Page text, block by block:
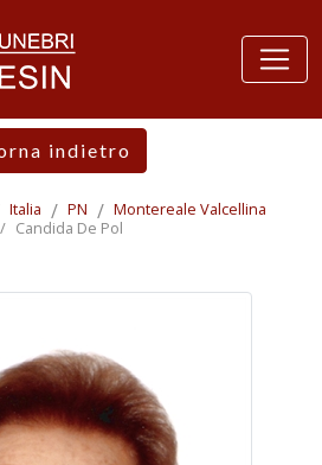
indietro
Italia PN
Montereale Valcellina
Candida De Pol